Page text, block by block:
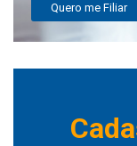
Quero me Filiar